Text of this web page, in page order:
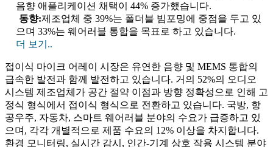
음향 애플리케이션 채택이 44% 증가했습니다.
동향:제조업체 중 39%는 폴더블 빔포밍에 중점을 두고 있
으며 33%는 웨어러블 통합을 목표로 하고 있습니다.
더 보기..
접이식 마이크 어레이 시장은 유연한 음향 및 MEMS 통합의
급속한 발전과 함께 발전하고 있습니다. 거의 52%의 오디오
시스템 제조업체가 공간 절약 이점과 방향 정확성으로 인해 고
정식 형식에서 접이식 형식으로 전환하고 있습니다. 국방, 항
공우주, 자동차, 스마트 웨어러블 분야의 수요가 급증하고 있
으며, 각각 개별적으로 제품 수요의 12% 이상을 차지합니다.
환경 모니터링, 실시간 감시, 인간-기계 상호 작용 시스템 분야